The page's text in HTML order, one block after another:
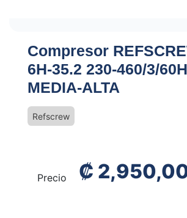
Compresor
6H-35.2 230-460/3/
MEDIA-ALTA
Refscrew
Precio ₡